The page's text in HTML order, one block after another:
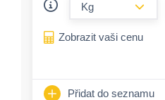
Zobrazit vaši cenu
Přidat do seznamu